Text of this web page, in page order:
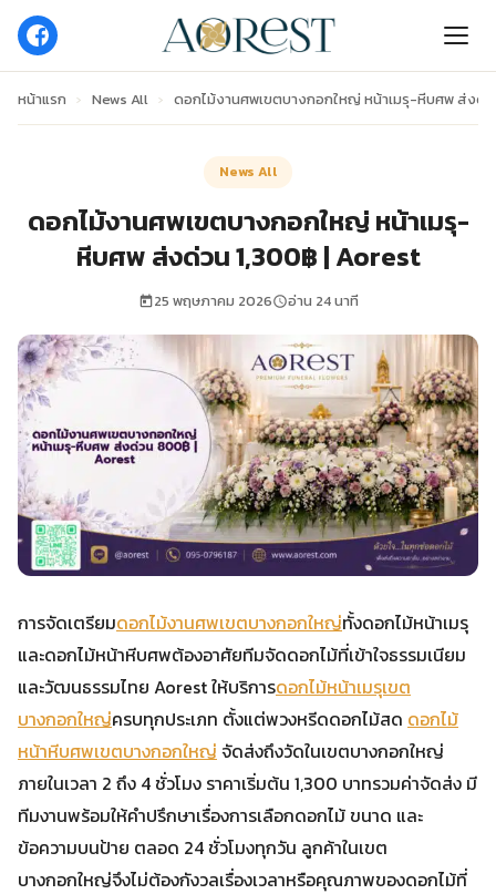
หน้าแรก › News All › ดอกไม้งานศพเขตบางกอกใหญ่ หน้าเมรุ-หีบศพ ส่งด่
News All
ดอกไม้งานศพเขตบางกอกใหญ่ หน้าเมรุ-
หีบศพ ส่งด่วน 1,300฿ | Aorest
25 พฤษภาคม 2026 อ่าน 24 นาที
การจัดเตรียมดอกไม้งานศพเขตบางกอกใหญ่ทั้งดอกไม้หน้าเมรุ
และดอกไม้หน้าหีบศพต้องอาศัยทีมจัดดอกไม้ที่เข้าใจธรรมเนียม
และวัฒนธรรมไทย Aorest ให้บริการดอกไม้หน้าเมรุเขต
บางกอกใหญ่ครบทุกประเภท ตั้งแต่พวงหรีดดอกไม้สด ดอกไม้
หน้าหีบศพเขตบางกอกใหญ่ จัดส่งถึงวัดในเขตบางกอกใหญ่
ภายในเวลา 2 ถึง 4 ชั่วโมง ราคาเริ่มต้น 1,300 บาทรวมค่าจัดส่ง มี
ทีมงานพร้อมให้คำปรึกษาเรื่องการเลือกดอกไม้ ขนาด และ
ข้อความบนป้าย ตลอด 24 ชั่วโมงทุกวัน ลูกค้าในเขต
บางกอกใหญ่จึงไม่ต้องกังวลเรื่องเวลาหรือคุณภาพของดอกไม้ที่